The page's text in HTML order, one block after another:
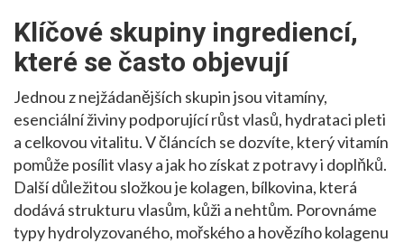
Klíčové skupiny ingrediencí,
které se často objevují
Jednou z nejžádanějších skupin jsouvitamíny,
esenciální živiny podporující růst vlasů, hydrataci pleti
a celkovou vitalitu. V článcích se dozvíte, který vitamín
pomůže posílit vlasy a jak ho získat z potravy i doplňků.
Další důležitou složkou je kolagen, bílkovina, která
dodává strukturu vlasům, kůži a nehtům. Porovnáme
typy hydrolyzovaného, mořského a hovězího kolagenu